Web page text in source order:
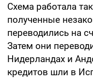
Схема работала
полученные
переводились на
Затем они
Нидерландах и
кредитов шли в